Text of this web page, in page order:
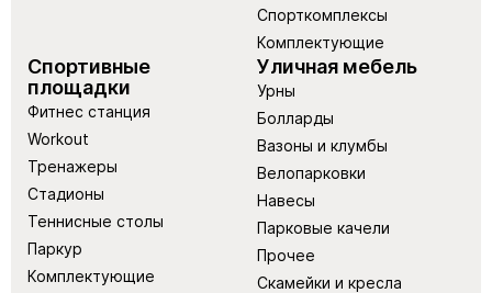
Спорткомплексы
Комплектующие
Спортивные
площадки
Фитнес станция
Workout
Тренажеры
Стадионы
Теннисные столы
Паркур
Комплектующие
Уличная мебель
Урны
Болларды
Вазоны и клумбы
Велопарковки
Навесы
Парковые качели
Прочее
Скамейки и кресла